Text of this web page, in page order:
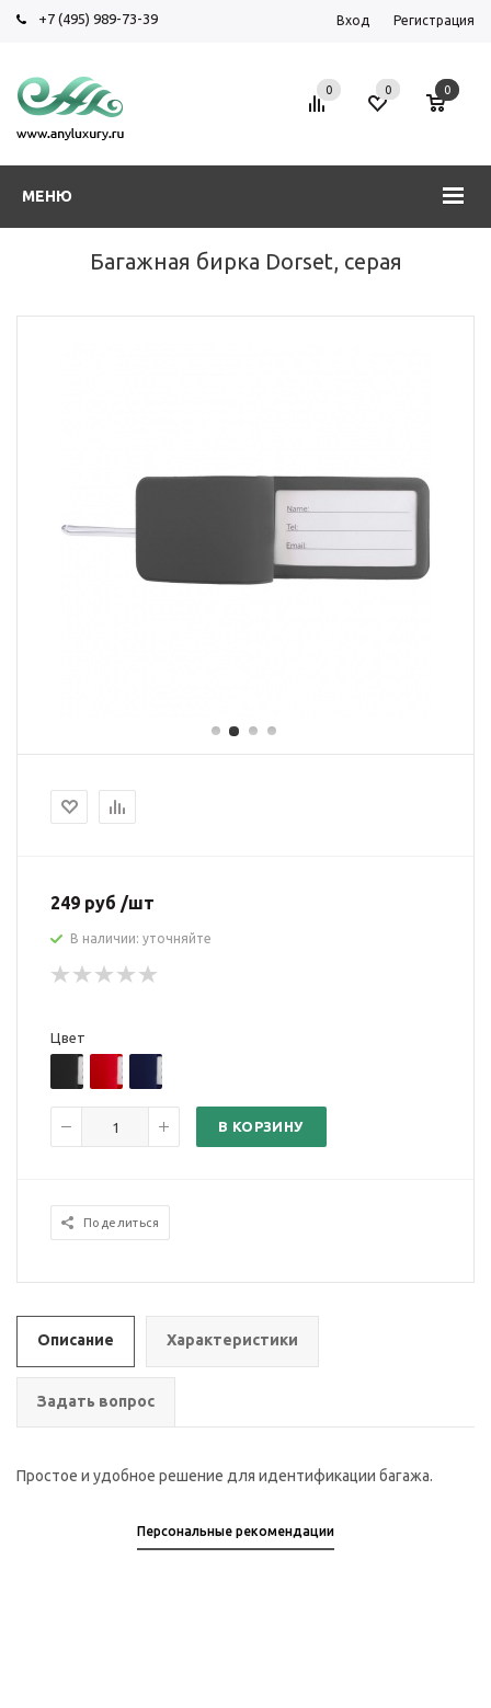
+7 (495) 989-73-39 Вход Регистрация
МЕНЮ
0 0 0
Багажная бирка Dorset, серая
249 руб /шт
В наличии: уточняйте
Цвет
В КОРЗИНУ
Поделиться
Описание Характеристики
Задать вопрос
Простое и удобное решение для идентификации багажа.
Персональные рекомендации